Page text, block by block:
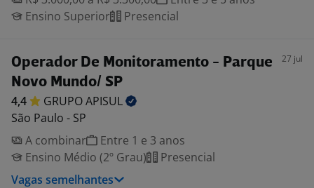
Ensino Superior
Presencial
Operador De Monitoramento - Parque
Novo Mundo/ SP
27 jul
4,4 GRUPOAPISUL
São Paulo - SP
A combinar
Entre 1 e 3 anos
Ensino Médio (2º Grau)
Presencial
Vagas semelhantes